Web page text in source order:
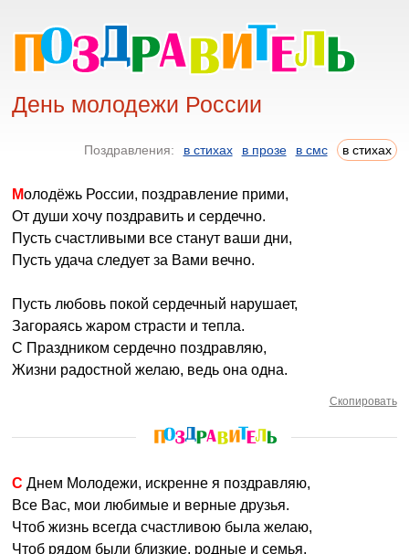
День молодежи России
Поздравления: в стихах в прозе в смс в стихах
Молодёжь России, поздравление прими,
От души хочу поздравить и сердечно.
Пусть счастливыми все станут ваши дни,
Пусть удача следует за Вами вечно.
Пусть любовь покой сердечный нарушает,
Загораясь жаром страсти и тепла.
С Праздником сердечно поздравляю,
Жизни радостной желаю, ведь она одна.
Скопировать
С Днем Молодежи, искренне я поздравляю,
Все Вас, мои любимые и верные друзья.
Чтоб жизнь всегда счастливою была желаю,
Чтоб рядом были близкие, родные и семья.